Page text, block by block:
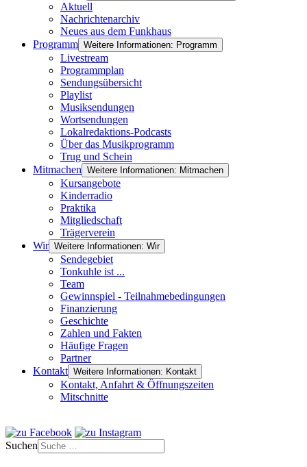
Aktuell
Nachrichtenarchiv
Neues aus dem Funkhaus
Programm Weitere Informationen: Programm
Livestream
Programmplan
Sendungsübersicht
Playlist
Musiksendungen
Wortsendungen
Lokalredaktions-Podcasts
Über das Musikprogramm
Trug und Schein
Mitmachen Weitere Informationen: Mitmachen
Kursangebote
Kinderradio
Praktika
Mitgliedschaft
Trägerverein
Wir Weitere Informationen: Wir
Sendegebiet
Tonkuhle ist ...
Team
Gewinnspiel - Teilnahmebedingungen
Finanzierung
Geschichte
Zahlen und Fakten
Häufige Fragen
Partner
Kontakt Weitere Informationen: Kontakt
Kontakt, Anfahrt & Öffnungszeiten
Mitschnitte
Suchen